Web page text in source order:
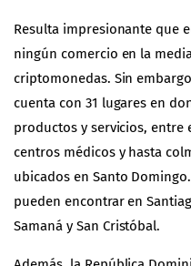
Resulta impresionante que
ningún comercio en la
criptomonedas. Sin
cuenta con 31 lugares en
productos y servicios, entre
centros médicos y hasta
ubicados en Santo
pueden encontrar en
Samaná y San Cristóbal.